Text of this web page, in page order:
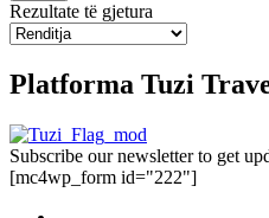
Rezultate të gjetura
Platforma Tuzi
Subscribe our newsletter to get
[mc4wp_form id="222"]